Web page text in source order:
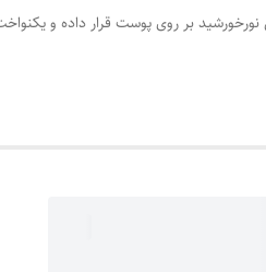
نورخورشید بر روى پوست قرار داده و